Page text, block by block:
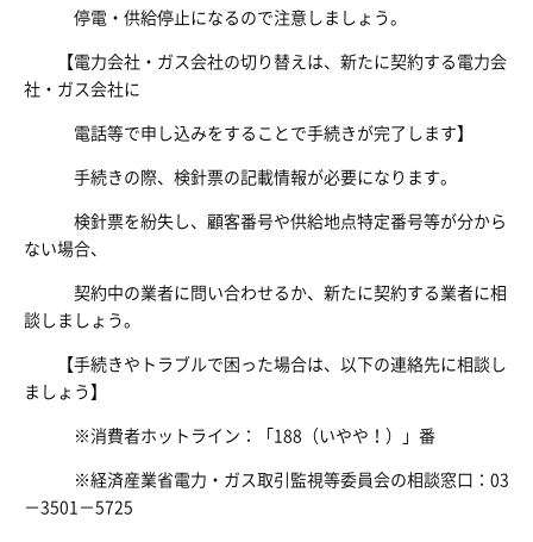
停電・供給停止になるので注意しましょう。
【電力会社・ガス会社の切り替えは、新たに契約する電力会
社・ガス会社に
電話等で申し込みをすることで手続きが完了します】
手続きの際、検針票の記載情報が必要になります。
検針票を紛失し、顧客番号や供給地点特定番号等が分から
ない場合、
契約中の業者に問い合わせるか、新たに契約する業者に相
談しましょう。
【手続きやトラブルで困った場合は、以下の連絡先に相談し
ましょう】
※消費者ホットライン：「188（いやや！）」番
※経済産業省電力・ガス取引監視等委員会の相談窓口：03
－3501－5725